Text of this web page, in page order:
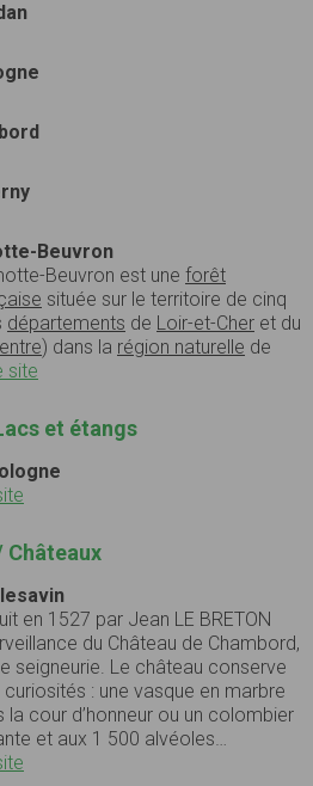
Beuvron
Beuvron est une forêt
située sur le territoire de cinq
départements de Loir-et-Cher et du
) dans la région naturelle de
site
et étangs
en 1527 par Jean LE BRETON
du Château de Chambord,
seigneurie. Le château conserve
: une vasque en marbre
la cour d’honneur ou un colombier
et aux 1 500 alvéoles…